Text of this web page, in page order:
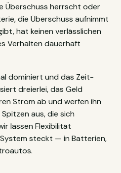
Überschuss herrscht oder
die Überschuss aufnimmt
hat keinen verlässlichen
Verhalten dauerhaft
dominiert und das Zeit-
dreierlei, das Geld
Strom ab und werfen ihn
aus, die sich
lassen Flexibilität
steckt — in Batterien,